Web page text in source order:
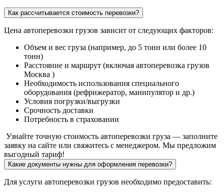
Как рассчитывается стоимость перевозки?
Цена автоперевозки грузов зависит от следующих факторов:
Объем и вес груза (например, до 5 тонн или более 10
тонн)
Расстояние и маршрут (включая автоперевозка грузов
Москва )
Необходимость использования специального
оборудования (рефрижератор, манипулятор и др.)
Условия погрузки/выгрузки
Срочность доставки
Потребность в страховании
Узнайте точную стоимость автоперевозки груза — заполните
заявку на сайте или свяжитесь с менеджером. Мы предложим
выгодный тариф!
Какие документы нужны для оформления перевозки?
Для услуги автоперевозки грузов необходимо предоставить: